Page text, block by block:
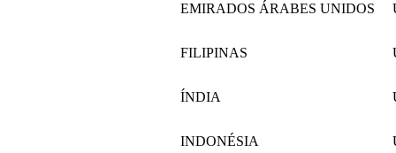
EMIRADOS ÁRABES UNIDOS
FILIPINAS
ÍNDIA
INDONÉSIA